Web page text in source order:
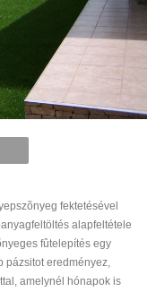
fektetésével
alapfeltétele
fûtelepítés egy
pázsitot eredményez,
amelynél hónapok is